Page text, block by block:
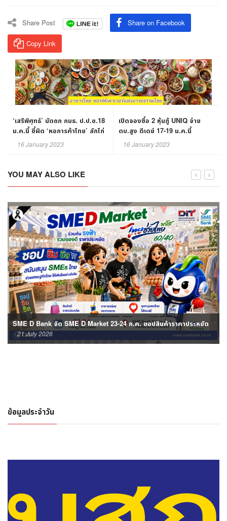
Share Post Share on Facebook
Copy Link
‘เสรีพิศุทธ์’ นัดถก กมธ. ป.ป.ช.18
ม.ค.นี้ ชี้ผิด ‘หอการค้าไทย’ ลักไก่
สวมสิทธิ์ฮุบที่ดิน 4 ไร่ของสมาคม
หอการค้ากรุงเทพ
16 January 2023
เปิดจองซื้อ 2 หุ้นกู้ UNIQ จ่าย
ดบ.สูง ดีเดย์ 17-19 ม.ค.นี้
16 January 2023
YOU MAY ALSO LIKE
SME D Bank จัด SME D Market 23-24 ก.ค. ชอปสินค้าราคาประหยัด
21 July 2026
ข้อมูลประจำวัน